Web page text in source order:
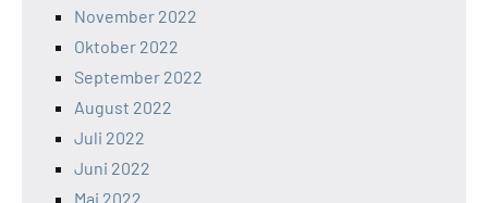
November 2022
Oktober 2022
September 2022
August 2022
Juli 2022
Juni 2022
Mai 2022